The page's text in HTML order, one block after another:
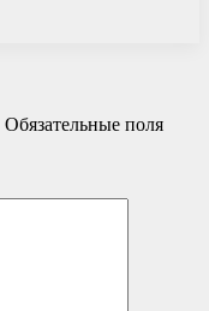
Обязательные поля